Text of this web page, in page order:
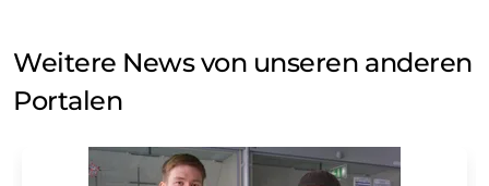
Weitere News von unseren anderen
Portalen